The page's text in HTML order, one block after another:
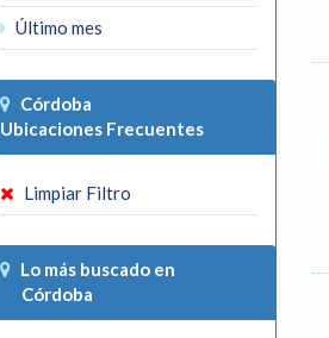
Último mes
Córdoba
Ubicaciones Frecuentes
Limpiar Filtro
Lo más buscado en
Córdoba